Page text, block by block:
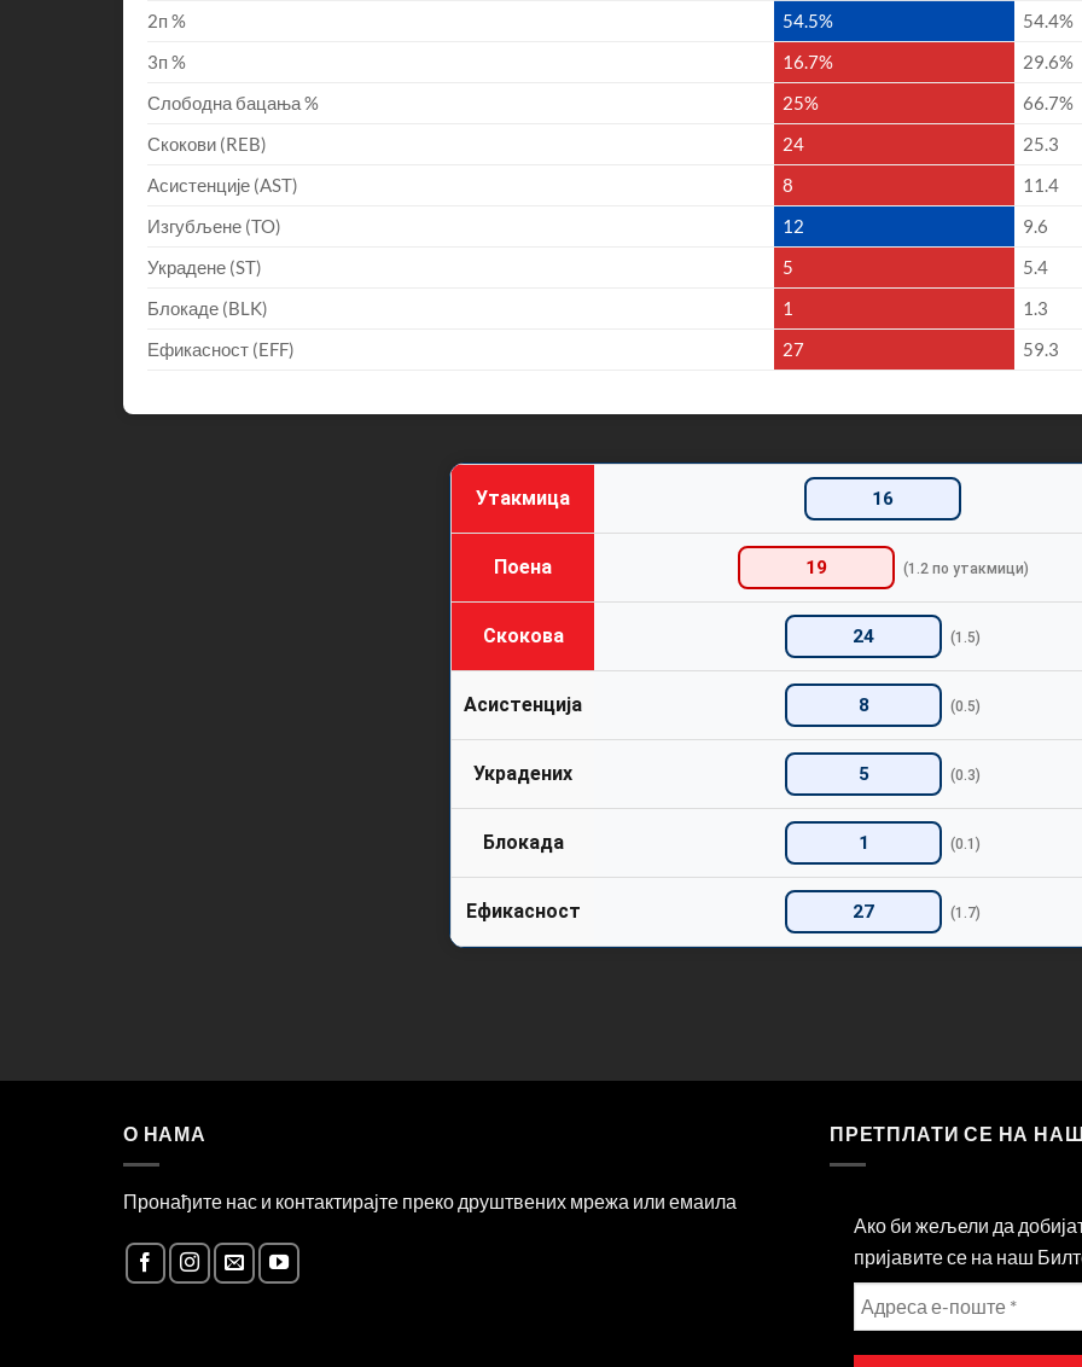
2п %
54.5%
54.4%
3п %
16.7%
29.6%
Слободна бацања %
25%
66.7%
Скокови (REB)
24
25.3
Асистенције (AST)
8
11.4
Изгубљене (TO)
12
9.6
Украдене (ST)
5
5.4
Блокаде (BLK)
1
1.3
Ефикасност (EFF)
27 59.3
Утакмица 16
Поена 19 (1.2 по утакмици)
Скокова 24 (1.5)
Асистенција 8 (0.5)
Украдених 5 (0.3)
Блокада 1 (0.1)
Ефикасност 27 (1.7)
О НАМА
Пронађите нас и контактирајте преко друштвених мрежа или емаила
ПРЕТПЛАТИ СЕ НА
Ако би жељели да
пријавите се на наш